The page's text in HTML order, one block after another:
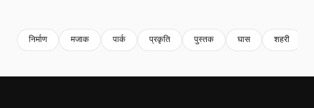
निर्माण मजाक पार्क प्रकृति पुस्तक घास शहरी